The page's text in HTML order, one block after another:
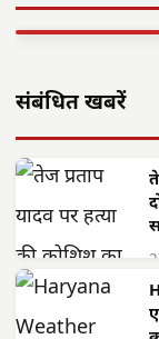
वासेपुर'…
संबंधित खबरें